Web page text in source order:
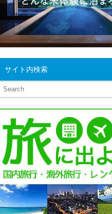
サイト内検索